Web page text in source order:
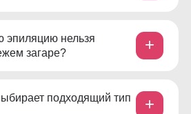
эпиляцию нельзя
загаре?
+
подходящий тип
+